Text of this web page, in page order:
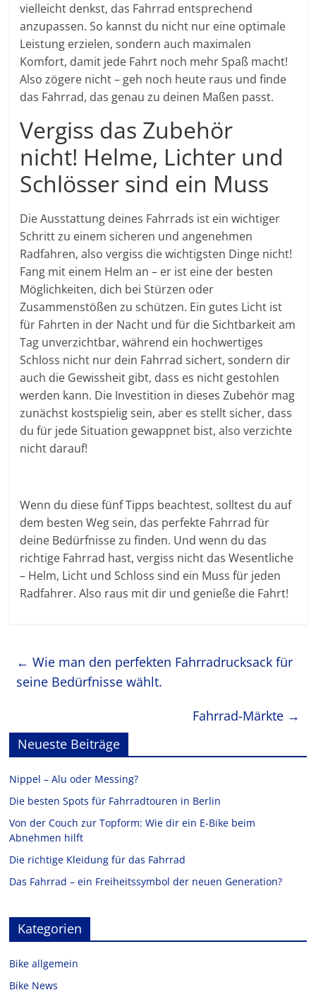
vielleicht denkst, das Fahrrad entsprechend
anzupassen. So kannst du nicht nur eine optimale
Leistung erzielen, sondern auch maximalen
Komfort, damit jede Fahrt noch mehr Spaß macht!
Also zögere nicht – geh noch heute raus und finde
das Fahrrad, das genau zu deinen Maßen passt.
Vergiss das Zubehör
nicht! Helme, Lichter und
Schlösser sind ein Muss
Die Ausstattung deines Fahrrads ist ein wichtiger
Schritt zu einem sicheren und angenehmen
Radfahren, also vergiss die wichtigsten Dinge nicht!
Fang mit einem Helm an – er ist eine der besten
Möglichkeiten, dich bei Stürzen oder
Zusammenstößen zu schützen. Ein gutes Licht ist
für Fahrten in der Nacht und für die Sichtbarkeit am
Tag unverzichtbar, während ein hochwertiges
Schloss nicht nur dein Fahrrad sichert, sondern dir
auch die Gewissheit gibt, dass es nicht gestohlen
werden kann. Die Investition in dieses Zubehör mag
zunächst kostspielig sein, aber es stellt sicher, dass
du für jede Situation gewappnet bist, also verzichte
nicht darauf!
Wenn du diese fünf Tipps beachtest, solltest du auf
dem besten Weg sein, das perfekte Fahrrad für
deine Bedürfnisse zu finden. Und wenn du das
richtige Fahrrad hast, vergiss nicht das Wesentliche
– Helm, Licht und Schloss sind ein Muss für jeden
Radfahrer. Also raus mit dir und genieße die Fahrt!
← Wie man den perfekten Fahrradrucksack für
seine Bedürfnisse wählt.
Fahrrad-Märkte →
Neueste Beiträge
Nippel – Alu oder Messing?
Die besten Spots für Fahrradtouren in Berlin
Von der Couch zur Topform: Wie dir ein E-Bike beim
Abnehmen hilft
Die richtige Kleidung für das Fahrrad
Das Fahrrad – ein Freiheitssymbol der neuen Generation?
Kategorien
Bike allgemein
Bike News